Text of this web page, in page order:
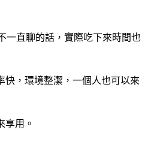
一直聊的話，實際吃下來時間也
快，環境整潔，一個人也可以來
享用。